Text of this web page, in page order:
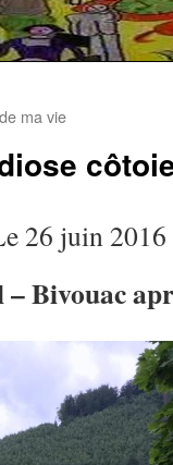
ma vie
26 juin 2016
Bivouac